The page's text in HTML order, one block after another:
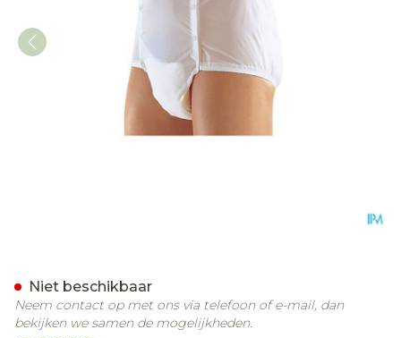
Niet beschikbaar
Neem contact op met ons via telefoon of e-mail, dan
bekijken we samen de mogelijkheden.